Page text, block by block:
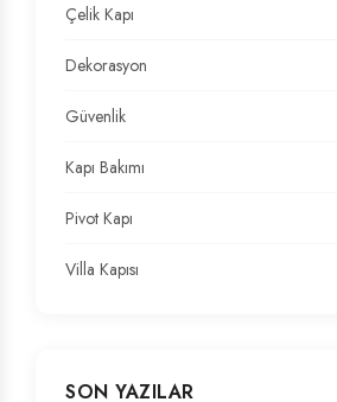
Çelik Kapı
Dekorasyon
Güvenlik
Kapı Bakımı
Pivot Kapı
Villa Kapısı
SON YAZILAR